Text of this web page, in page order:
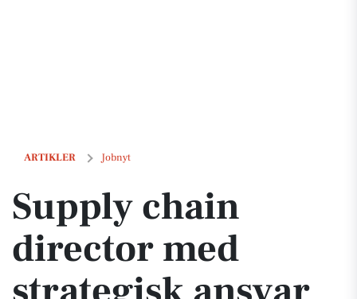
ARTIKLER Jobnyt
Supply chain director med strategisk ansvar hos CRH Denmark
Supply chain
director med